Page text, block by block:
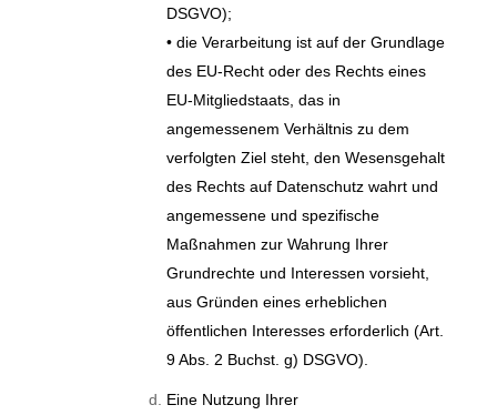
DSGVO);
• die Verarbeitung ist auf der Grundlage
des EU-Recht oder des Rechts eines
EU-Mitgliedstaats, das in
angemessenem Verhältnis zu dem
verfolgten Ziel steht, den Wesensgehalt
des Rechts auf Datenschutz wahrt und
angemessene und spezifische
Maßnahmen zur Wahrung Ihrer
Grundrechte und Interessen vorsieht,
aus Gründen eines erheblichen
öffentlichen Interesses erforderlich (Art.
9 Abs. 2 Buchst. g) DSGVO).
Eine Nutzung Ihrer